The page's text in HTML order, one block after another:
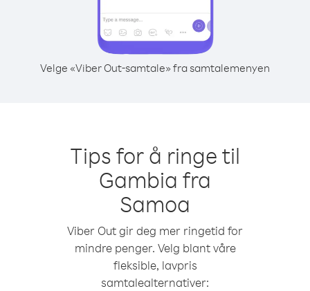
Velge «Viber Out-samtale» fra samtalemenyen
Tips for å ringe til
Gambia fra
Samoa
Viber Out gir deg mer ringetid for
mindre penger. Velg blant våre
fleksible, lavpris
samtalealternativer: